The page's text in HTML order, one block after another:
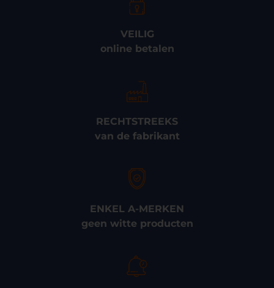
VEILIG
online betalen
RECHTSTREEKS
van de fabrikant
ENKEL A-MERKEN
geen witte producten